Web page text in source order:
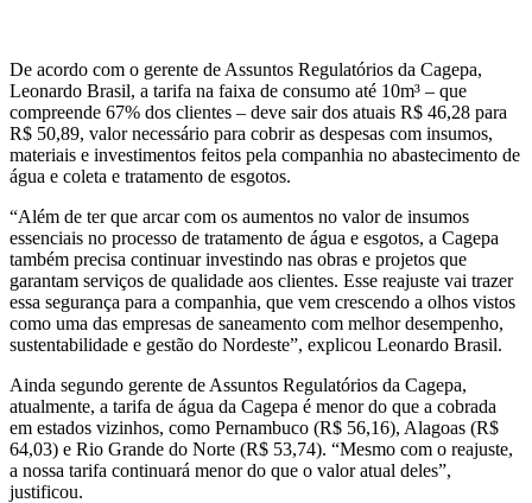
De acordo com o gerente de Assuntos Regulatórios da Cagepa,
Leonardo Brasil, a tarifa na faixa de consumo até 10m³ – que
compreende 67% dos clientes – deve sair dos atuais R$ 46,28 para
R$ 50,89, valor necessário para cobrir as despesas com insumos,
materiais e investimentos feitos pela companhia no abastecimento de
água e coleta e tratamento de esgotos.
“Além de ter que arcar com os aumentos no valor de insumos
essenciais no processo de tratamento de água e esgotos, a Cagepa
também precisa continuar investindo nas obras e projetos que
garantam serviços de qualidade aos clientes. Esse reajuste vai trazer
essa segurança para a companhia, que vem crescendo a olhos vistos
como uma das empresas de saneamento com melhor desempenho,
sustentabilidade e gestão do Nordeste”, explicou Leonardo Brasil.
Ainda segundo gerente de Assuntos Regulatórios da Cagepa,
atualmente, a tarifa de água da Cagepa é menor do que a cobrada
em estados vizinhos, como Pernambuco (R$ 56,16), Alagoas (R$
64,03) e Rio Grande do Norte (R$ 53,74). “Mesmo com o reajuste,
a nossa tarifa continuará menor do que o valor atual deles”,
justificou.